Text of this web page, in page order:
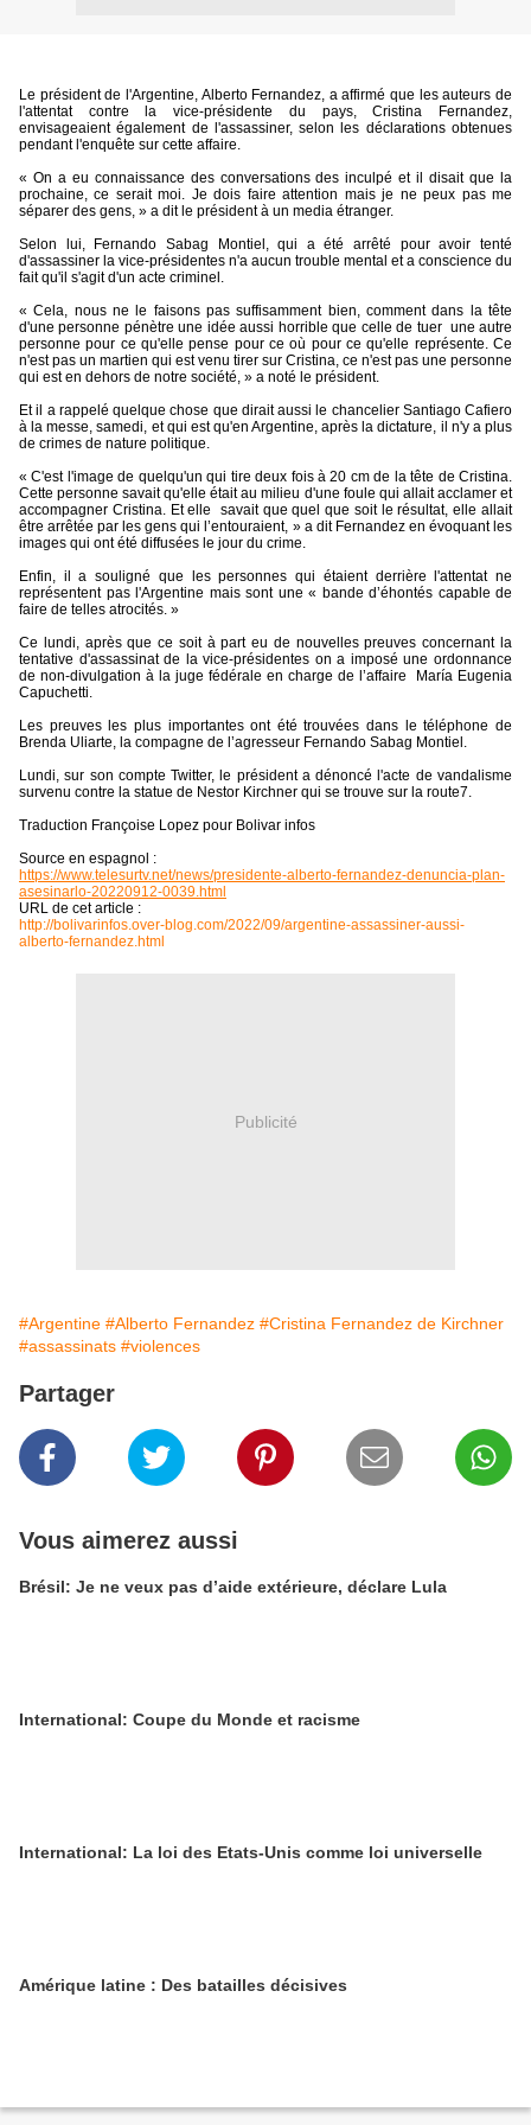
Le président de l'Argentine, Alberto Fernandez, a affirmé que les auteurs de
l'attentat contre la vice-présidente du pays, Cristina Fernandez,
envisageaient également de l'assassiner, selon les déclarations obtenues
pendant l'enquête sur cette affaire.
« On a eu connaissance des conversations des inculpé et il disait que la
prochaine, ce serait moi. Je dois faire attention mais je ne peux pas me
séparer des gens, » a dit le président à un media étranger.
Selon lui, Fernando Sabag Montiel, qui a été arrêté pour avoir tenté
d'assassiner la vice-présidentes n'a aucun trouble mental et a conscience du
fait qu'il s'agit d'un acte criminel.
« Cela, nous ne le faisons pas suffisamment bien, comment dans la tête
d'une personne pénètre une idée aussi horrible que celle de tuer une autre
personne pour ce qu'elle pense pour ce où pour ce qu'elle représente. Ce
n'est pas un martien qui est venu tirer sur Cristina, ce n'est pas une personne
qui est en dehors de notre société, » a noté le président.
Et il a rappelé quelque chose que dirait aussi le chancelier Santiago Cafiero
à la messe, samedi, et qui est qu'en Argentine, après la dictature, il n'y a plus
de crimes de nature politique.
« C'est l'image de quelqu'un qui tire deux fois à 20 cm de la tête de Cristina.
Cette personne savait qu'elle était au milieu d'une foule qui allait acclamer et
accompagner Cristina. Et elle
savait que quel que soit le résultat, elle allait
être arrêtée par les gens qui l’entouraient, » a dit Fernandez en évoquant les
images qui ont été diffusées le jour du crime.
Enfin, il a souligné que les personnes qui étaient derrière l'attentat ne
représentent pas l'Argentine mais sont une « bande d’éhontés capable de
faire de telles atrocités. »
Ce lundi, après que ce soit à part eu de nouvelles preuves concernant la
tentative d'assassinat de la vice-présidentes on a imposé une ordonnance
de non-divulgation à la juge fédérale en charge de l’affaire
María Eugenia
Capuchetti.
Les preuves les plus importantes ont été trouvées dans le téléphone de
Brenda Uliarte, la compagne de l’agresseur Fernando Sabag Montiel.
Lundi, sur son compte Twitter, le président a dénoncé l'acte de vandalisme
survenu contre la statue de Nestor Kirchner qui se trouve sur la route7.
Traduction Françoise Lopez pour Bolivar infos
Source en espagnol :
https://www.telesurtv.net/news/presidente-alberto-fernandez-denuncia-plan-
asesinarlo-20220912-0039.html
URL de cet article :
http://bolivarinfos.over-blog.com/2022/09/argentine-assassiner-aussi-
alberto-fernandez.html
Publicité
#Argentine #Alberto Fernandez #Cristina Fernandez de Kirchner
#assassinats #violences
Partager
Vous aimerez aussi
Brésil: Je ne veux pas d’aide extérieure, déclare Lula
International: Coupe du Monde et racisme
International: La loi des Etats-Unis comme loi universelle
Amérique latine : Des batailles décisives